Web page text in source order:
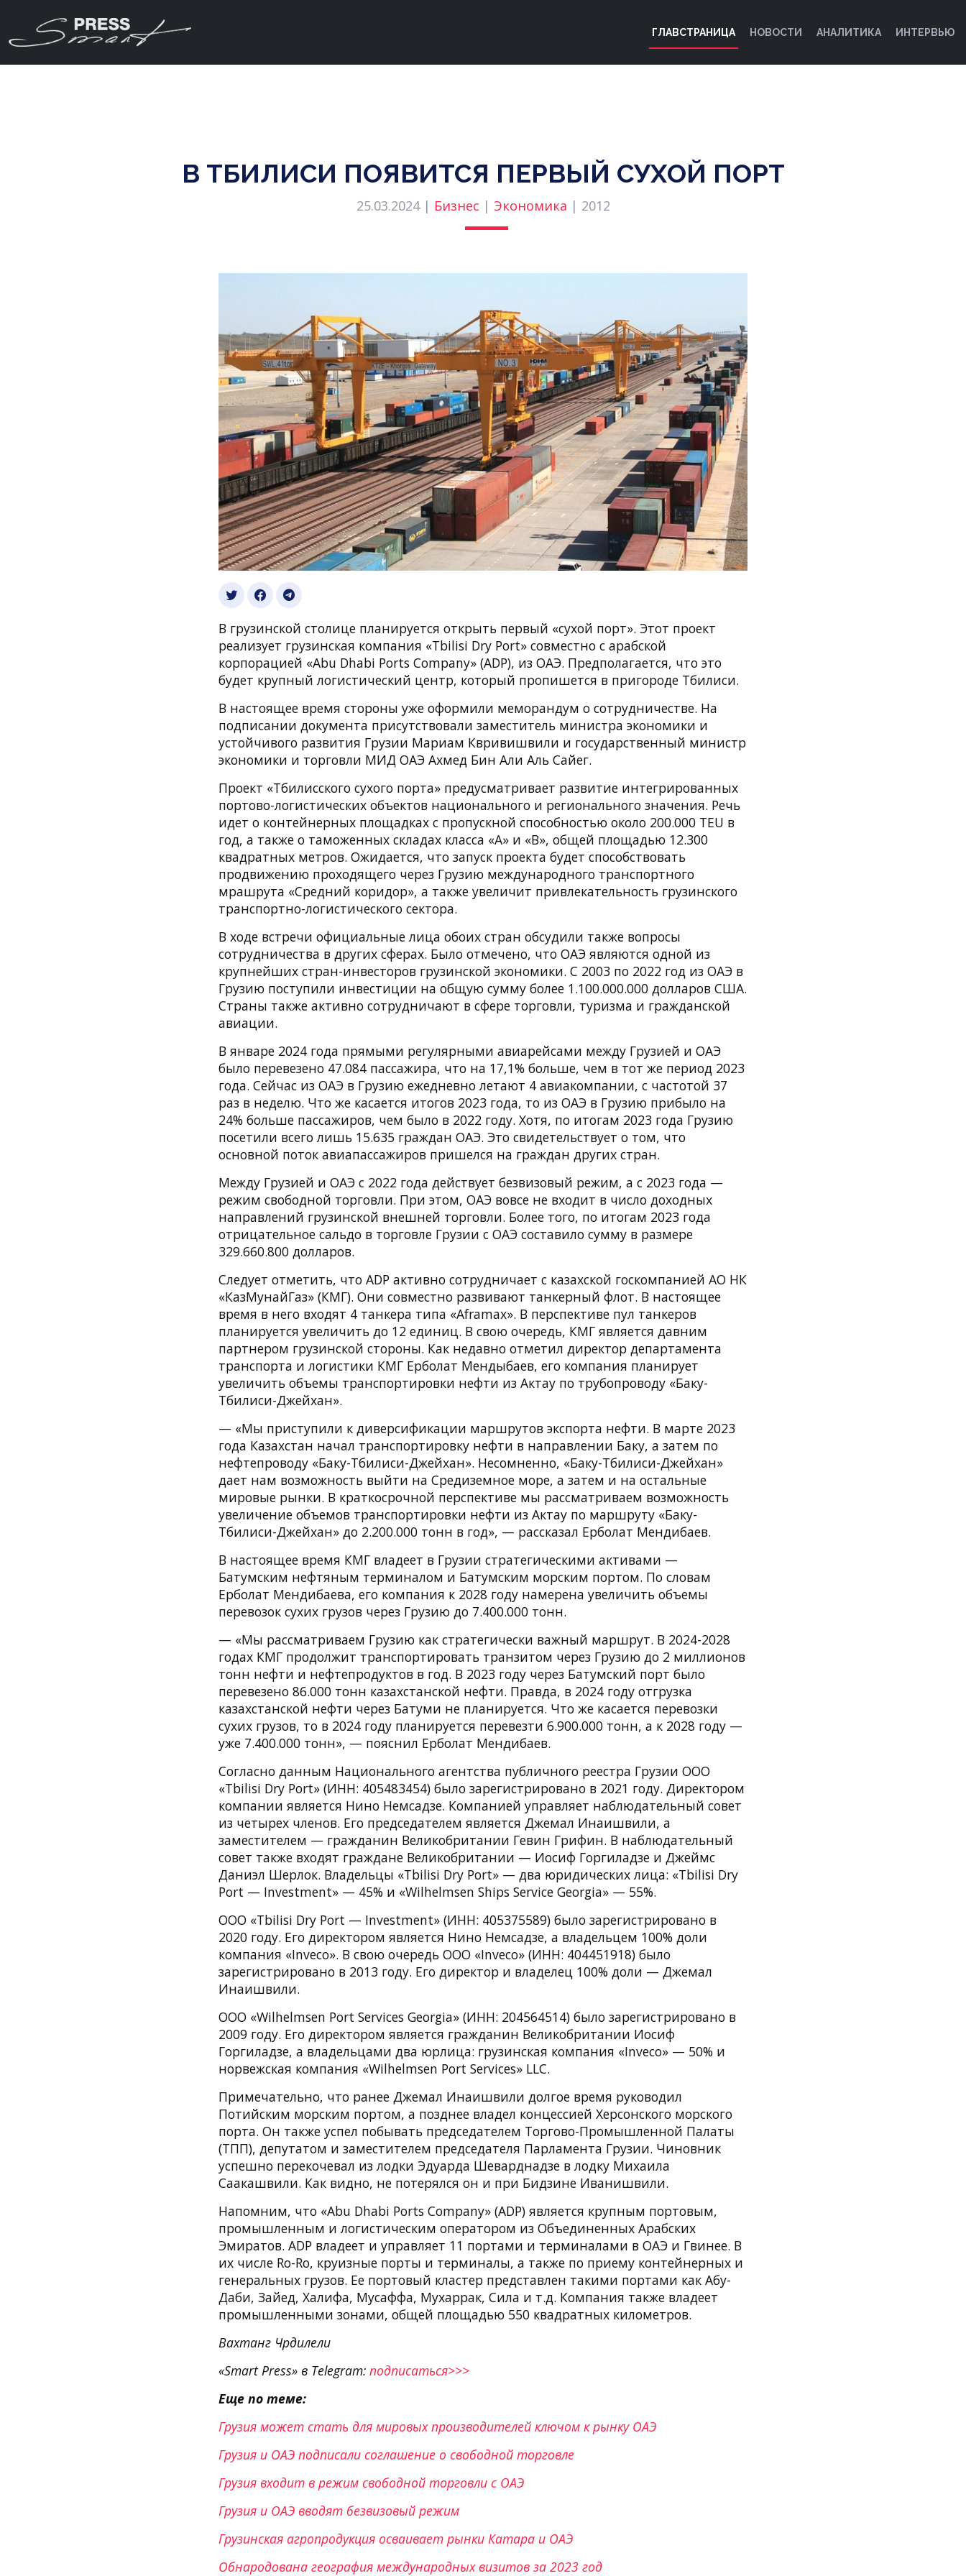
ГЛАВСТРАНИЦА НОВОСТИ АНАЛИТИКА ИНТЕРВЬЮ
В ТБИЛИСИ ПОЯВИТСЯ ПЕРВЫЙ СУХОЙ ПОРТ
25.03.2024 | Бизнес | Экономика | 2012
В грузинской столице планируется открыть первый «сухой порт». Этот проект
реализует грузинская компания «Tbilisi Dry Port» совместно с арабской
корпорацией «Abu Dhabi Ports Company» (ADP), из ОАЭ. Предполагается, что это
будет крупный логистический центр, который пропишется в пригороде Тбилиси.
В настоящее время стороны уже оформили меморандум о сотрудничестве. На
подписании документа присутствовали заместитель министра экономики и
устойчивого развития Грузии Мариам Квривишвили и государственный министр
экономики и торговли МИД ОАЭ Ахмед Бин Али Аль Сайег.
Проект «Тбилисского сухого порта» предусматривает развитие интегрированных
портово-логистических объектов национального и регионального значения. Речь
идет о контейнерных площадках с пропускной способностью около 200.000 TEU в
год, а также о таможенных складах класса «А» и «В», общей площадью 12.300
квадратных метров. Ожидается, что запуск проекта будет способствовать
продвижению проходящего через Грузию международного транспортного
мрашрута «Средний коридор», а также увеличит привлекательность грузинского
транспортно-логистического сектора.
В ходе встречи официальные лица обоих стран обсудили также вопросы
сотрудничества в других сферах. Было отмечено, что ОАЭ являются одной из
крупнейших стран-инвесторов грузинской экономики. С 2003 по 2022 год из ОАЭ в
Грузию поступили инвестиции на общую сумму более 1.100.000.000 долларов США.
Страны также активно сотрудничают в сфере торговли, туризма и гражданской
авиации.
В январе 2024 года прямыми регулярными авиарейсами между Грузией и ОАЭ
было перевезено 47.084 пассажира, что на 17,1% больше, чем в тот же период 2023
года. Сейчас из ОАЭ в Грузию ежедневно летают 4 авиакомпании, с частотой 37
раз в неделю. Что же касается итогов 2023 года, то из ОАЭ в Грузию прибыло на
24% больше пассажиров, чем было в 2022 году. Хотя, по итогам 2023 года Грузию
посетили всего лишь 15.635 граждан ОАЭ. Это свидетельствует о том, что
основной поток авиапассажиров пришелся на граждан других стран.
Между Грузией и ОАЭ с 2022 года действует безвизовый режим, а с 2023 года —
режим свободной торговли. При этом, ОАЭ вовсе не входит в число доходных
направлений грузинской внешней торговли. Более того, по итогам 2023 года
отрицательное сальдо в торговле Грузии с ОАЭ составило сумму в размере
329.660.800 долларов.
Следует отметить, что ADP активно сотрудничает с казахской госкомпанией АО НК
«КазМунайГаз» (КМГ). Они совместно развивают танкерный флот. В настоящее
время в него входят 4 танкера типа «Aframax». В перспективе пул танкеров
планируется увеличить до 12 единиц. В свою очередь, КМГ является давним
партнером грузинской стороны. Как недавно отметил директор департамента
транспорта и логистики КМГ Ерболат Мендыбаев, его компания планирует
увеличить объемы транспортировки нефти из Актау по трубопроводу «Баку-
Тбилиси-Джейхан».
— «Мы приступили к диверсификации маршрутов экспорта нефти. В марте 2023
года Казахстан начал транспортировку нефти в направлении Баку, а затем по
нефтепроводу «Баку-Тбилиси-Джейхан». Несомненно, «Баку-Тбилиси-Джейхан»
дает нам возможность выйти на Средиземное море, а затем и на остальные
мировые рынки. В краткосрочной перспективе мы рассматриваем возможность
увеличение объемов транспортировки нефти из Актау по маршруту «Баку-
Тбилиси-Джейхан» до 2.200.000 тонн в год», — рассказал Ерболат Мендибаев.
В настоящее время КМГ владеет в Грузии стратегическими активами —
Батумским нефтяным терминалом и Батумским морским портом. По словам
Ерболат Мендибаева, его компания к 2028 году намерена увеличить объемы
перевозок сухих грузов через Грузию до 7.400.000 тонн.
— «Мы рассматриваем Грузию как стратегически важный маршрут. В 2024-2028
годах КМГ продолжит транспортировать транзитом через Грузию до 2 миллионов
тонн нефти и нефтепродуктов в год. В 2023 году через Батумский порт было
перевезено 86.000 тонн казахстанской нефти. Правда, в 2024 году отгрузка
казахстанской нефти через Батуми не планируется. Что же касается перевозки
сухих грузов, то в 2024 году планируется перевезти 6.900.000 тонн, а к 2028 году —
уже 7.400.000 тонн», — пояснил Ерболат Мендибаев.
Согласно данным Национального агентства публичного реестра Грузии ООО
«Tbilisi Dry Port» (ИНН: 405483454) было зарегистрировано в 2021 году. Директором
компании является Нино Немсадзе. Компанией управляет наблюдательный совет
из четырех членов. Его председателем является Джемал Инаишвили, а
заместителем — гражданин Великобритании Гевин Грифин. В наблюдательный
совет также входят граждане Великобритании — Иосиф Горгиладзе и Джеймс
Даниэл Шерлок. Владельцы «Tbilisi Dry Port» — два юридических лица: «Tbilisi Dry
Port — Investment» — 45% и «Wilhelmsen Ships Service Georgia» — 55%.
ООО «Tbilisi Dry Port — Investment» (ИНН: 405375589) было зарегистрировано в
2020 году. Его директором является Нино Немсадзе, а владельцем 100% доли
компания «Inveco». В свою очередь ООО «Inveco» (ИНН: 404451918) было
зарегистрировано в 2013 году. Его директор и владелец 100% доли — Джемал
Инаишвили.
ООО «Wilhelmsen Port Services Georgia» (ИНН: 204564514) было зарегистрировано в
2009 году. Его директором является гражданин Великобритании Иосиф
Горгиладзе, а владельцами два юрлица: грузинская компания «Inveco» — 50% и
норвежская компания «Wilhelmsen Port Services» LLC.
Примечательно, что ранее Джемал Инаишвили долгое время руководил
Потийским морским портом, а позднее владел концессией Херсонского морского
порта. Он также успел побывать председателем Торгово-Промышленной Палаты
(ТПП), депутатом и заместителем председателя Парламента Грузии. Чиновник
успешно перекочевал из лодки Эдуарда Шеварднадзе в лодку Михаила
Саакашвили. Как видно, не потерялся он и при Бидзине Иванишвили.
Напомним, что «Abu Dhabi Ports Company» (ADP) является крупным портовым,
промышленным и логистическим оператором из Объединенных Арабских
Эмиратов. ADP владеет и управляет 11 портами и терминалами в ОАЭ и Гвинее. В
их числе Ro-Ro, круизные порты и терминалы, а также по приему контейнерных и
генеральных грузов. Ее портовый кластер представлен такими портами как Абу-
Даби, Зайед, Халифа, Мусаффа, Мухаррак, Сила и т.д. Компания также владеет
промышленными зонами, общей площадью 550 квадратных километров.
Вахтанг Чрдилели
«Smart Press» в Telegram: подписаться>>>
Еще по теме:
Грузия может стать для мировых производителей ключом к рынку ОАЭ
Грузия и ОАЭ подписали соглашение о свободной торговле
Грузия входит в режим свободной торговли с ОАЭ
Грузия и ОАЭ вводят безвизовый режим
Грузинская агропродукция осваивает рынки Катара и ОАЭ
Обнародована география международных визитов за 2023 год